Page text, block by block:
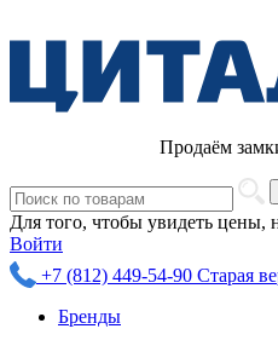
Продаём
Для того, чтобы увидеть цены,
Войти
+7 (812) 449-54-90 Старая
Бренды